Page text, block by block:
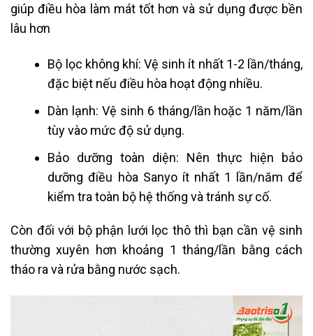
giúp điều hòa làm mát tốt hơn và sử dụng được bền
lâu hơn
Bộ lọc không khí: Vệ sinh ít nhất 1-2 lần/tháng,
đặc biệt nếu điều hòa hoạt động nhiều.
Dàn lạnh: Vệ sinh 6 tháng/lần hoặc 1 năm/lần
tùy vào mức độ sử dụng.
Bảo dưỡng toàn diện: Nên thực hiện bảo
dưỡng điều hòa Sanyo ít nhất 1 lần/năm để
kiểm tra toàn bộ hệ thống và tránh sự cố.
Còn đối với bộ phận lưới lọc thô thì bạn cần vệ sinh
thường xuyên hơn khoảng 1 tháng/lần bằng cách
tháo ra và rửa bằng nước sạch.